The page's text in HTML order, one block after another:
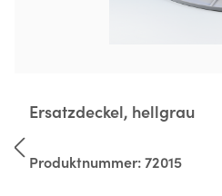
Ersatzdeckel, hellgrau
Produktnummer:72015